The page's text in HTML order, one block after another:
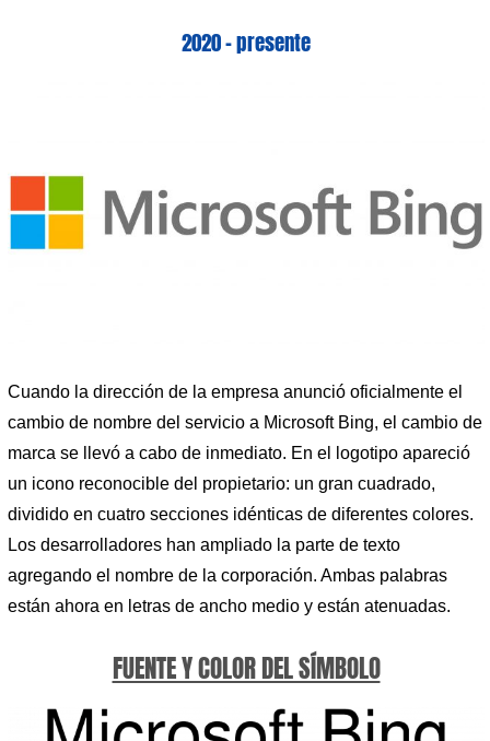
2020 – presente
Cuando la dirección de la empresa anunció oficialmente el
cambio de nombre del servicio a Microsoft Bing, el cambio de
marca se llevó a cabo de inmediato. En el logotipo apareció
un icono reconocible del propietario: un gran cuadrado,
dividido en cuatro secciones idénticas de diferentes colores.
Los desarrolladores han ampliado la parte de texto
agregando el nombre de la corporación. Ambas palabras
están ahora en letras de ancho medio y están atenuadas.
FUENTE Y COLOR DEL SÍMBOLO